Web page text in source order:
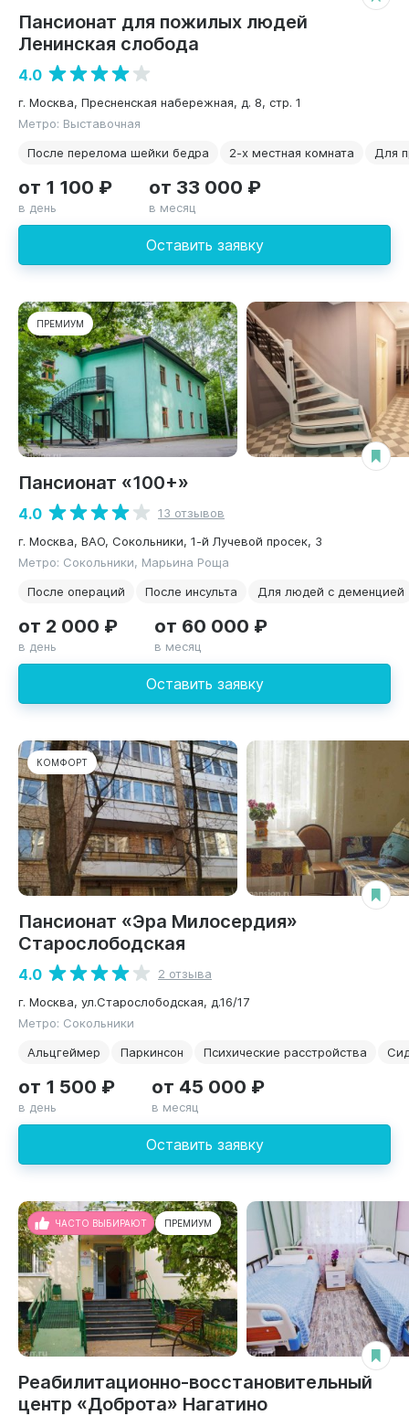
Пансионат для пожилых людей
Ленинская слобода
4.0
г. Москва, Пресненская набережная, д. 8, стр. 1
Метро: Выставочная
После перелома шейки бедра
2-х местная комната Для
Оставить заявку
от 1 100 ₽
в день
от 33 000 ₽
в месяц
ПРЕМИУМ
Пансионат «100+»
4.0
13 отзывов
г. Москва, ВАО, Сокольники, 1-й Лучевой просек, 3
Метро: Сокольники, Марьина Роща
После операций
После инсульта Для людей с деменцией
Оставить заявку
от 2 000 ₽
в день
от 60 000 ₽
в месяц
КОМФОРТ
Пансионат «Эра Милосердия»
Старослободская
4.0
2 отзыва
г. Москва, ул.Старослободская, д.16/17
Метро: Сокольники
Альцгеймер
Паркинсон Психические расстройства
Оставить заявку
от 1 500 ₽
в день
от 45 000 ₽
в месяц
ЧАСТО ВЫБИРАЮТ ПРЕМИУМ
Реабилитационно-восстановительный
центр «Доброта» Нагатино